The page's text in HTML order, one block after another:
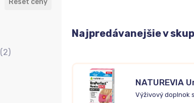
Reset ceny
(2)
Najpredávanejšie v
NATUREVIA
Výživový doplnok